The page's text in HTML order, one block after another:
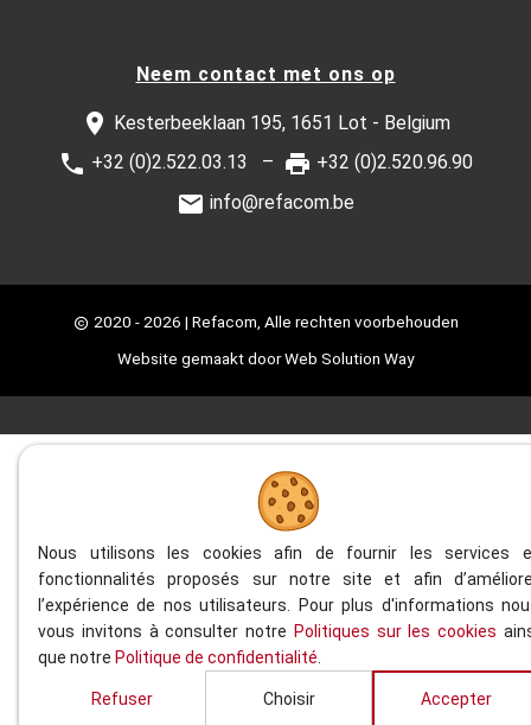
Nous utilisons les cookies afin de fournir les services
fonctionnalités proposés sur notre site et afin
l’expérience de nos utilisateurs. Pour plus d'informations
vous invitons à consulter notre Politiques sur les cookies
que notre Politique de confidentialité
Refuser Choisir Accepter
Neem contact met ons op
Kesterbeeklaan 195, 1651 Lot - Belgium
+32 (0)2.522.03.13
+32 (0)2.520.96.90
info@refacom.be
2020 - 2026 | Refacom, Alle rechten voorbehouden
Website gemaakt doorWeb Solution Way